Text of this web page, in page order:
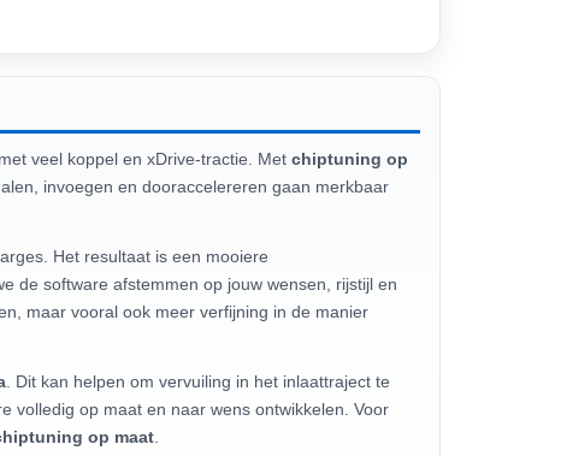
veel koppel en xDrive-tractie. Met chiptuning op
invoegen en dooraccelereren gaan merkbaar
de software afstemmen op jouw wensen, rijstijl en
maar vooral ook meer verfijning in de manier
. Dit kan helpen om vervuiling in het inlaattraject te
volledig op maat en naar wens ontwikkelen. Voor
op maat